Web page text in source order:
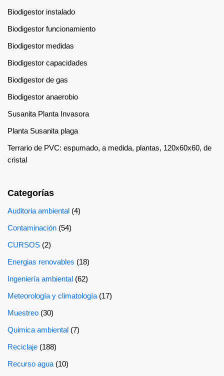
Biodigestor instalado
Biodigestor funcionamiento
Biodigestor medidas
Biodigestor capacidades
Biodigestor de gas
Biodigestor anaerobio
Susanita Planta Invasora
Planta Susanita plaga
Terrario de PVC: espumado, a medida, plantas, 120x60x60, de
cristal
Categorías
Auditoria ambiental (4)
Contaminación (54)
CURSOS (2)
Energias renovables (18)
Ingeniería ambiental (62)
Meteorología y climatología (17)
Muestreo (30)
Quimica ambiental (7)
Reciclaje (188)
Recurso agua (10)